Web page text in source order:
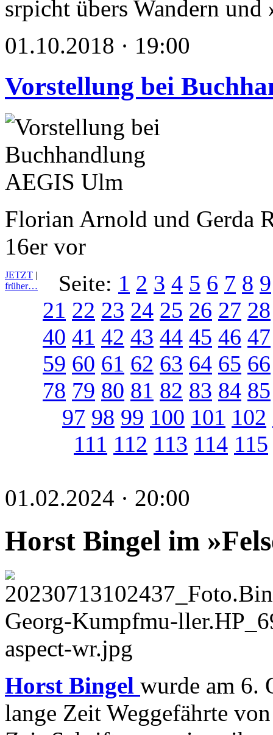
srpicht übers Wandern
01.10.2018 · 19:00
Vorstellung bei
Florian Arnold und Gerda
16er vor
JETZT |
früher…
Seite: 1 2 3 4 5 6 7 8 9
21 22 23 24 25 26 27 28
40 41 42 43 44 45 46 47
59 60 61 62 63 64 65 66
78 79 80 81 82 83 84 85
97 98 99 100 101 102
111 112 113 114 115
01.02.2024 · 20:00
Horst Bingel im
Horst Bingel wurde am 6.
lange Zeit Weggefährte